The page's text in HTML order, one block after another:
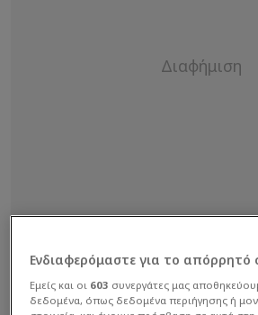
Ενδιαφερόμαστε για το απόρρητό
Εμείς και οι 603 συνεργάτες μας
δεδομένα, όπως δεδομένα περιήγησης ή